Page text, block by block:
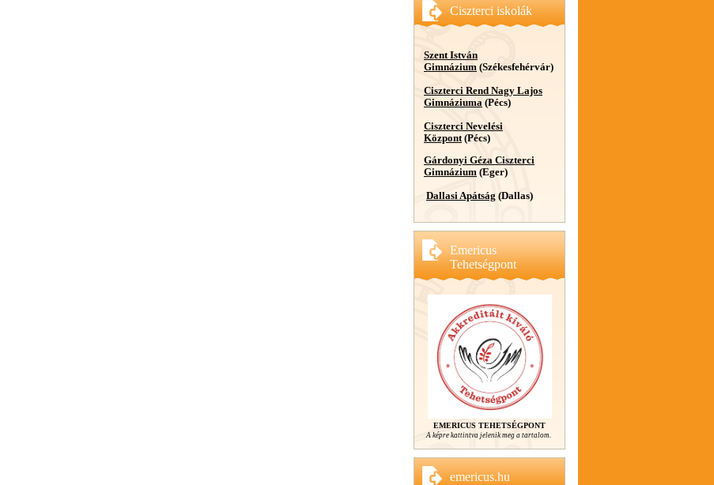
Ciszterci iskolák
Szent István
Gimnázium (Székesfehérvár)
Ciszterci Rend Nagy Lajos
Gimnáziuma (Pécs)
Ciszterci Nevelési
Központ(Pécs)
Gárdonyi Géza Ciszterci
Gimnázium (Eger)
Dallasi Apátság (Dallas)
Emericus
Tehetségpont
EMERICUS TEHETSÉGPONT
A képre kattintva jelenik meg a tartalom.
emericus.hu